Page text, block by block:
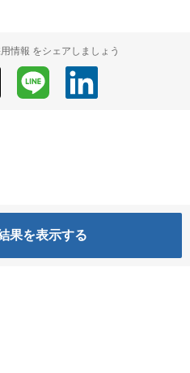
果を表示する
情報 をシェアしましょう